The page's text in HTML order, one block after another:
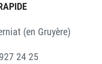
(en Gruyère)
24 25